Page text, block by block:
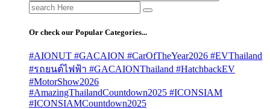
Search
for:
Or check our Popular Categories...
#AIONUT #GACAION #CarOfTheYear2026 #EVThailand
#รถยนต์ไฟฟ้า #GACAIONThailand #HatchbackEV
#MotorShow2026
#AmazingThailandCountdown2025 #ICONSIAM
#ICONSIAMCountdown2025